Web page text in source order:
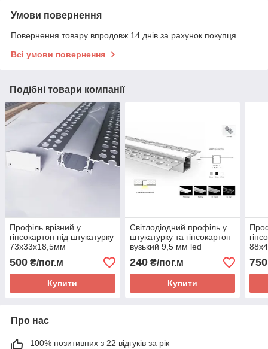
Умови повернення
Повернення товару впродовж 14 днів за рахунок покупця
Всі умови повернення
Подібні товари компанії
Профіль врізний у
гіпсокартон під штукатурку
73х33х18,5мм
500 ₴/пог.м
Купити
Світлодіодний профіль у
штукатурку та гіпсокартон
вузький 9,5 мм led
240₴/пог.м
Купити
750
Про нас
100% позитивних з 22 відгуків за рік